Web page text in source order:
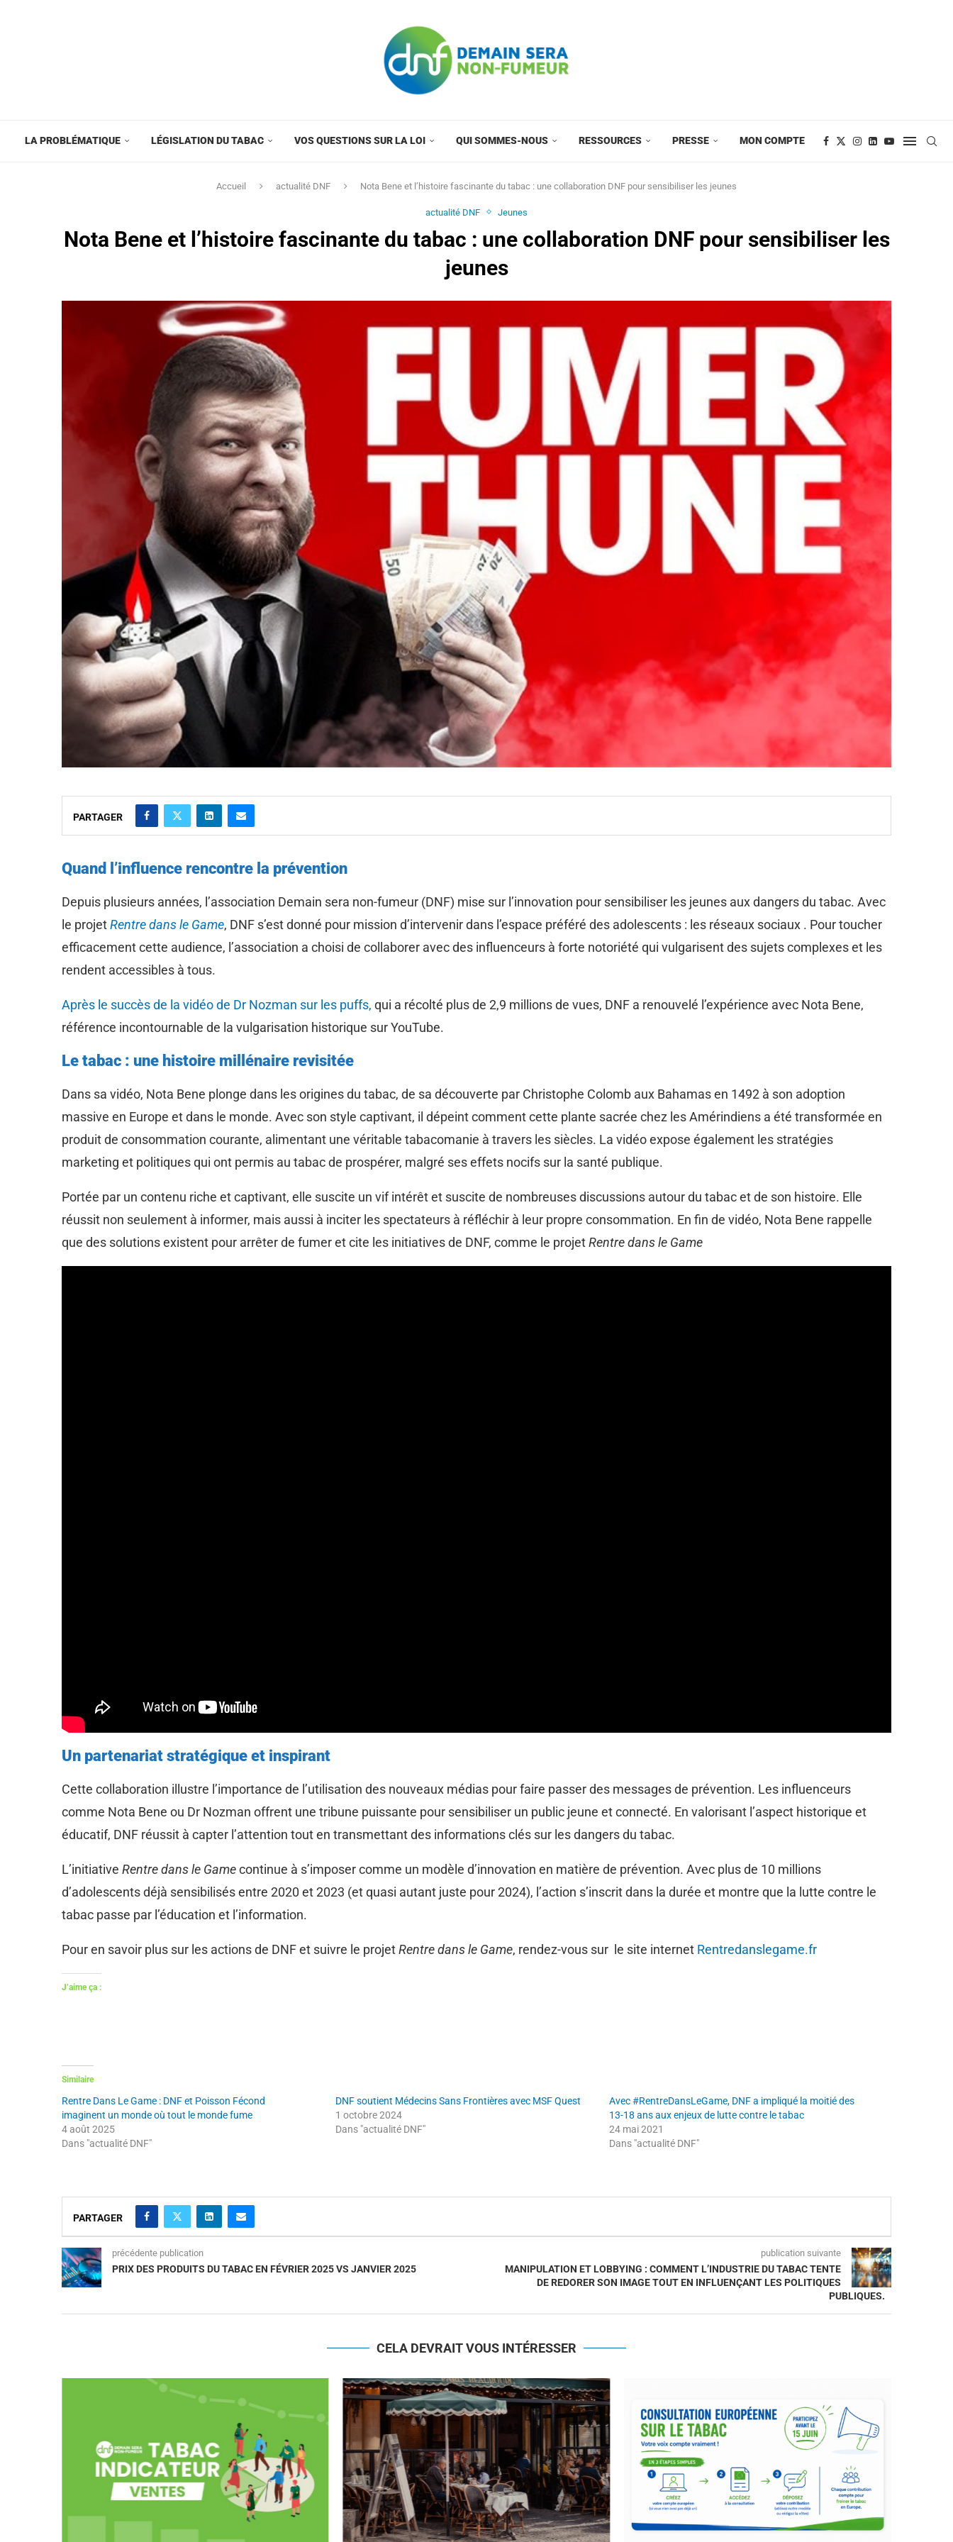
LA PROBLÉMATIQUE LÉGISLATION DU TABAC VOS QUESTIONS SUR LA LOI QUI SOMMES-NOUS RESSOURCES PRESSE MON COMPTE
Accueil actualité DNF Nota Bene et l’histoire fascinante du tabac : une collaboration DNF pour sensibiliser les jeunes
actualité DNF Jeunes
Nota Bene et l’histoire fascinante du tabac : une collaboration DNF pour sensibiliser les
jeunes
PARTAGER
Quand l’influence rencontre la prévention
Depuis plusieurs années, l’association Demain sera non-fumeur (DNF) mise sur l’innovation pour sensibiliser les jeunes aux dangers du tabac. Avec
le projetRentre dans le Game, DNF s’est donné pour mission d’intervenir dans l’espace préféré des adolescents : les réseaux sociaux . Pour toucher
efficacement cette audience, l’association a choisi de collaborer avec des influenceurs à forte notoriété qui vulgarisent des sujets complexes et les
rendent accessibles à tous.
Après le succès de la vidéo de Dr Nozman sur les puffs, qui a récolté plus de 2,9 millions de vues, DNF a renouvelé l’expérience avec Nota Bene,
référence incontournable de la vulgarisation historique sur YouTube.
Le tabac : une histoire millénaire revisitée
Dans sa vidéo, Nota Bene plonge dans les origines du tabac, de sa découverte par Christophe Colomb aux Bahamas en 1492 à son adoption
massive en Europe et dans le monde. Avec son style captivant, il dépeint comment cette plante sacrée chez les Amérindiens a été transformée en
produit de consommation courante, alimentant une véritable tabacomanie à travers les siècles. La vidéo expose également les stratégies
marketing et politiques qui ont permis au tabac de prospérer, malgré ses effets nocifs sur la santé publique.
Portée par un contenu riche et captivant, elle suscite un vif intérêt et suscite de nombreuses discussions autour du tabac et de son histoire. Elle
réussit non seulement à informer, mais aussi à inciter les spectateurs à réfléchir à leur propre consommation. En fin de vidéo, Nota Bene rappelle
que des solutions existent pour arrêter de fumer et cite les initiatives de DNF, comme le projetRentre dans le Game
Un partenariat stratégique et inspirant
Cette collaboration illustre l’importance de l’utilisation des nouveaux médias pour faire passer des messages de prévention. Les influenceurs
comme Nota Bene ou Dr Nozman offrent une tribune puissante pour sensibiliser un public jeune et connecté. En valorisant l’aspect historique et
éducatif, DNF réussit à capter l’attention tout en transmettant des informations clés sur les dangers du tabac.
L’initiative Rentre dans le Gamecontinue à s’imposer comme un modèle d’innovation en matière de prévention. Avec plus de 10 millions
d’adolescents déjà sensibilisés entre 2020 et 2023 (et quasi autant juste pour 2024), l’action s’inscrit dans la durée et montre que la lutte contre le
tabac passe par l’éducation et l’information.
Pour en savoir plus sur les actions de DNF et suivre le projetRentre dans le Game, rendez-vous sur le site internet Rentredanslegame.fr
J’aime ça :
Similaire
Rentre Dans Le Game : DNF et Poisson Fécond
imaginent un monde où tout le monde fume
4 août 2025
Dans "actualité DNF"
DNF soutient Médecins Sans Frontières avec MSF Quest
1 octobre 2024
Dans "actualité DNF"
Avec #RentreDansLeGame, DNF a impliqué la moitié des
13-18 ans aux enjeux de lutte contre le tabac
24 mai 2021
Dans "actualité DNF"
PARTAGER
précédente publication
PRIX DES PRODUITS DU TABAC EN FÉVRIER 2025 VS JANVIER 2025
publication suivante
MANIPULATION ET LOBBYING : COMMENT L’INDUSTRIE DU TABAC TENTE
DE REDORER SON IMAGE TOUT EN INFLUENÇANT LES POLITIQUES
PUBLIQUES.
CELA DEVRAIT VOUS INTÉRESSER